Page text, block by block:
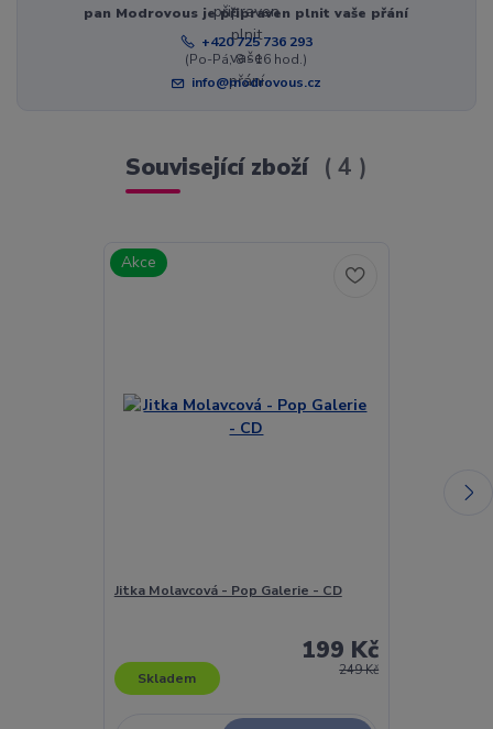
pan Modrovous je připraven plnit vaše přání
+420 725 736 293
(Po-Pá, 8 - 16 hod.)
info@modrovous.cz
Související zboží 4
Akce
Jitka Molavcová - Pop Galerie - CD
249 Kč
199 Kč
Skladem